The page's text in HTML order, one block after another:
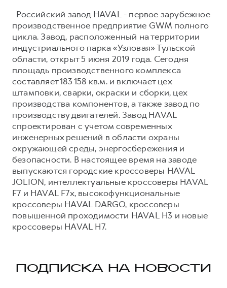
Российский завод HAVAL - первое зарубежное
производственное предприятие GWM полного
цикла. Завод, расположенный на территории
индустриального парка «Узловая» Тульской
области, открыт 5 июня 2019 года. Сегодня
площадь производственного комплекса
составляет 183 158 кв.м. и включает цех
штамповки, сварки, окраски и сборки, цех
производства компонентов, а также завод по
производству двигателей. Завод HAVAL
спроектирован с учетом современных
инженерных решений в области охраны
окружающей среды, энергосбережения и
безопасности. В настоящее время на заводе
выпускаются городские кроссоверы HAVAL
JOLION, интеллектуальные кроссоверы HAVAL
F7 и HAVAL F7x, высокофункциональные
кроссоверы HAVAL DARGO, кроссоверы
повышенной проходимости HAVAL H3 и новые
кроссоверы HAVAL H7.
ПОДПИСКА НА НОВОСТИ